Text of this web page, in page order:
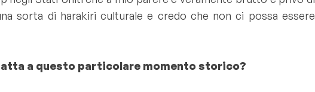
sorta di harakiri culturale e credo che non ci possa essere
a questo particolare momento storico?